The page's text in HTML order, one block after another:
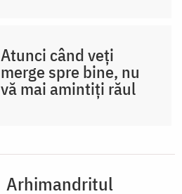
Atunci când veți
merge spre bine, nu
vă mai amintiți răul
Arhimandritul